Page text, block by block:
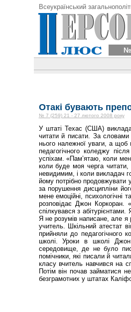
Всеукраїнський
№
Отакі бувають
№ 7 (259) 21 - 27 лютого 2008 року
У штаті Техас (США)
читати й писати. За словами
нього належної уваги, а щоб
педагогічного коледжу
успіхам. «Пам’ятаю, коли
коли буде моя черга
невидимим, і коли викладач
йому потрібно продовжувати
за порушення дисципліни
мене емоційні, психологічні
розповідає Джон Коркоран.
спілкувався з
Я не розумів написане, але
учитель. Шкільний атестат
прийняли до педагогічного
школі. Уроки в школі
середовище, де не було
помічники, які писали й
класу вчитель навчився на
Потім він почав займатися
безграмотних у штатах